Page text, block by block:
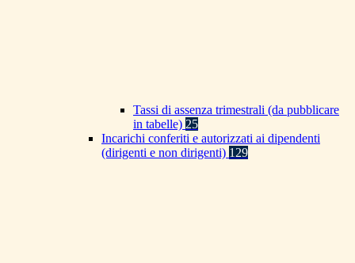
Tassi di assenza trimestrali (da pubblicare
in tabelle) 25
Incarichi conferiti e autorizzati ai dipendenti
(dirigenti e non dirigenti) 129